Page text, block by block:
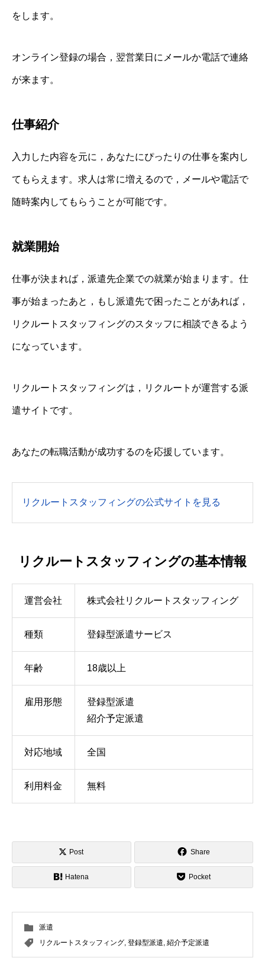
をします。
オンライン登録の場合，翌営業日にメールか電話で連絡
が来ます。
仕事紹介
入力した内容を元に，あなたにぴったりの仕事を案内し
てもらえます。求人は常に増えるので，メールや電話で
随時案内してもらうことが可能です。
就業開始
仕事が決まれば，派遣先企業での就業が始まります。仕
事が始まったあと，もし派遣先で困ったことがあれば，
リクルートスタッフィングのスタッフに相談できるよう
になっています。
リクルートスタッフィングは，リクルートが運営する派
遣サイトです。
あなたの転職活動が成功するのを応援しています。
リクルートスタッフィングの公式サイトを見る
リクルートスタッフィングの基本情報
運営会社 株式会社リクルートスタッフィング
種類 登録型派遣サービス
年齢 18歳以上
雇用形態
登録型派遣
紹介予定派遣
対応地域 全国
利用料金 無料
Post Share
Hatena Pocket
派遣
リクルートスタッフィング, 登録型派遣, 紹介予定派遣